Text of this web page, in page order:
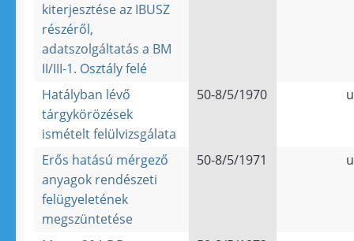
kiterjesztése az IBUSZ
részéről,
adatszolgáltatás a BM
II/III-1. Osztály felé
Hatályban lévő
tárgykörözések
ismételt felülvizsgálata
50-8/5/1970
Erős hatású mérgező
anyagok rendészeti
felügyeletének
megszüntetése
50-8/5/1971